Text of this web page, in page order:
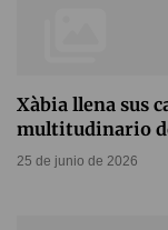
Xàbia llena sus
multitudinario
25 de junio de 2026